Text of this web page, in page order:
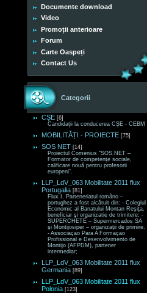
Documente download
Video
Promoții anterioare
Forum
Carte Oaspeți
Contact Us
Categorii
CȘE [6]
Candidații la conducerea CȘE - CEBM
MOBILITĂȚI - PROIECTE [75]
SOS NET [14]
Proiectul Comenius “SOS.NET –
Formator de competenţe sociale,
calificare nouă pentru profesorii
europeni“.
LLP_LdV_063 Mobilitate 2011 flux
Portugalia [81]
Flux I. Parteneriatul româno –
portughez a fost alcătuit din: - Colegiul
Economic al Banatului Montan Reşiţa,
beneficiar şi organizatie de trimitere; -
SUPERCHETE – Supermercados SA
şi Montijosiper – organizaţii de primire.
- Associaçao Para A Formaçao
Profissional e Desenvolvimento de
Montijo (AFPDM), partener
intermediar;
LLP_LdV_063 Mobilitate 2011 flux
Germania [89]
LLP_LdV_063 Mobilitate 2011 flux
Polonia [123]